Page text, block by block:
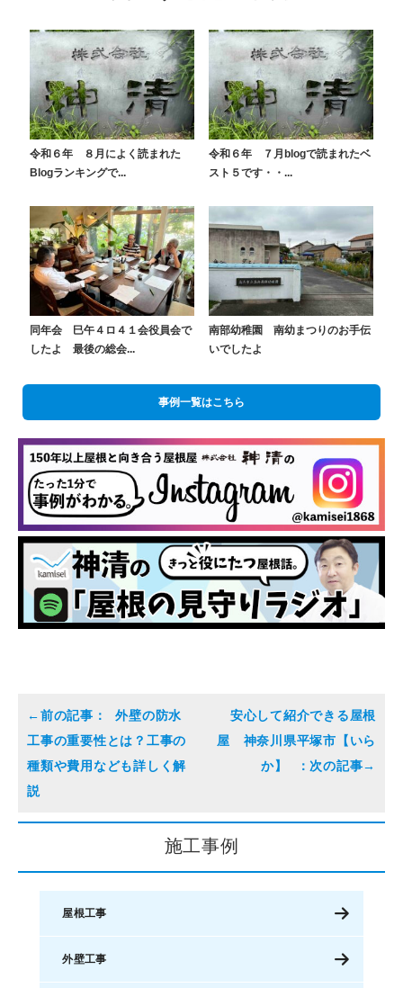
令和６年 ８月によく読まれた
Blogランキングで...
令和６年 ７月blogで読まれたベ
スト５です・・...
同年会 巳午４ロ４１会役員会で
したよ 最後の総会...
南部幼稚園 南幼まつりのお手伝
いでしたよ
事例一覧はこちら
外壁の防水
工事の重要性とは？工事の
種類や費用なども詳しく解
説
安心して紹介できる屋根
屋 神奈川県平塚市【いら
か】
施工事例
屋根工事
外壁工事